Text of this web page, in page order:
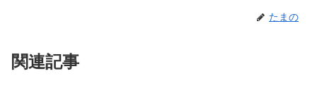
たまの
関連記事